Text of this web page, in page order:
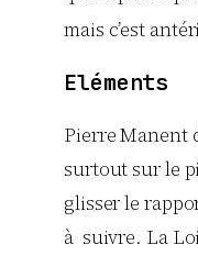
mais c’est
Eléments
Pierre Manent
surtout sur le
glisser le
à suivre. La